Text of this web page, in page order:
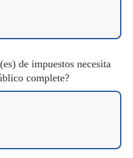
de impuestos necesita
complete?